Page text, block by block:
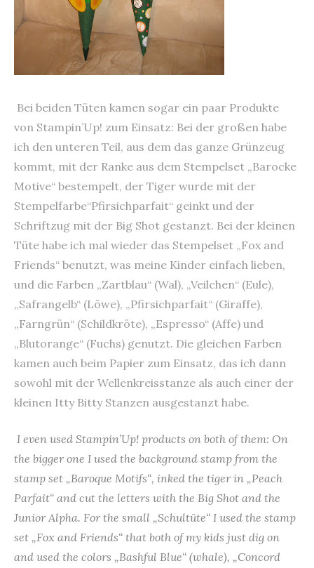
Bei beiden Tüten kamen sogar ein paar Produkte
von Stampin’Up! zum Einsatz: Bei der großen habe
ich den unteren Teil, aus dem das ganze Grünzeug
kommt, mit der Ranke aus dem Stempelset „Barocke
Motive“ bestempelt, der Tiger wurde mit der
Stempelfarbe“Pfirsichparfait“ geinkt und der
Schriftzug mit der Big Shot gestanzt. Bei der kleinen
Tüte habe ich mal wieder das Stempelset „Fox and
Friends“ benutzt, was meine Kinder einfach lieben,
und die Farben „Zartblau“ (Wal), „Veilchen“ (Eule),
„Safrangelb“ (Löwe), „Pfirsichparfait“ (Giraffe),
„Farngrün“ (Schildkröte), „Espresso“ (Affe) und
„Blutorange“ (Fuchs) genutzt. Die gleichen Farben
kamen auch beim Papier zum Einsatz, das ich dann
sowohl mit der Wellenkreisstanze als auch einer der
kleinen Itty Bitty Stanzen ausgestanzt habe.
I even used Stampin’Up! products on both of them: On
the bigger one I used the background stamp from the
stamp set „Baroque Motifs“, inked the tiger in „Peach
Parfait“ and cut the letters with the Big Shot and the
Junior Alpha. For the small „Schultüte“ I used the stamp
set „Fox and Friends“ that both of my kids just dig on
and used the colors „Bashful Blue“ (whale), „Concord